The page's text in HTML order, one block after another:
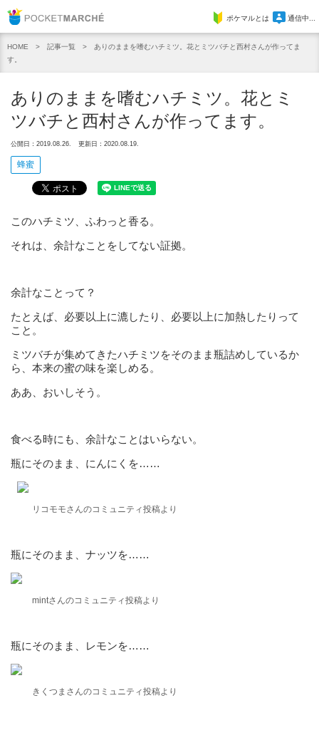
Pocket Marcheポケマルとは 通信中...
HOME 記事一覧
ありのままを嗜むハチミツ。花とミツバチと西村さんが作ってま
す。
ありのままを嗜むハチミツ。花とミ
ツバチと西村さんが作ってます。
公開日：2019.08.26. 更新日：2020.08.19.
蜂蜜
このハチミツ、ふわっと香る。
それは、余計なことをしてない証拠。
余計なことって？
たとえば、必要以上に漉したり、必要以上に加熱したりって
こと。
ミツバチが集めてきたハチミツをそのまま瓶詰めしているか
ら、本来の蜜の味を楽しめる。
ああ、おいしそう。
食べる時にも、余計なことはいらない。
瓶にそのまま、にんにくを……
リコモモさんのコミュニティ投稿より
瓶にそのまま、ナッツを……
mintさんのコミュニティ投稿より
瓶にそのまま、レモンを……
きくつまさんのコミュニティ投稿より